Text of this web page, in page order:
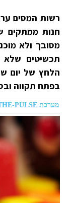
רשות המסים
חנות ממתקים
מסובך ולא
תכשיטים שלא
הלחץ של יום
בפתח תקווה
מערכת THE-PULSE